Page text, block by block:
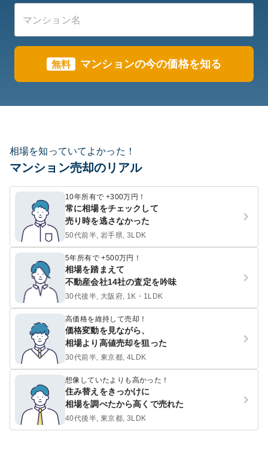
無料 マンションの今の価格を知る
相場を知っていてよかった！
マンション売却のリアル
10年所有で +300万円！
常に相場をチェックして
売り時を逃さなかった
50代前半, 岩手県, 3LDK
5年所有で +500万円！
相場を踏まえて
不動産会社14社の査定を吟味
30代後半, 大阪府, 1K・1LDK
高価格を維持して売却！
価格変動を見ながら、
相場より高値売却を狙った
30代前半, 東京都, 4LDK
想像していたよりも高かった！
住み替えをきっかけに
相場を調べたから高くで売れた
40代後半, 東京都, 3LDK